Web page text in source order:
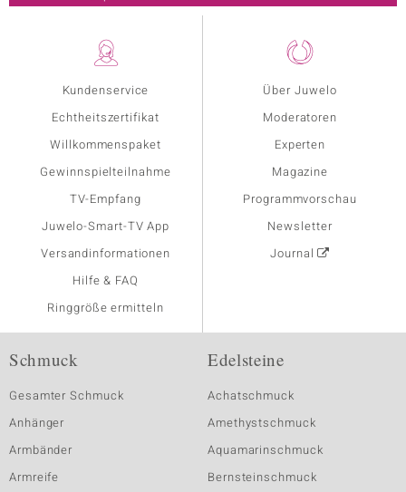
Kundenservice
Echtheitszertifikat
Willkommenspaket
Gewinnspielteilnahme
TV-Empfang
Juwelo-Smart-TV App
Versandinformationen
Hilfe & FAQ
Ringgröße ermitteln
Über Juwelo
Moderatoren
Experten
Magazine
Programmvorschau
Newsletter
Journal
Schmuck
Gesamter Schmuck
Anhänger
Armbänder
Armreife
Edelsteine
Achatschmuck
Amethystschmuck
Aquamarinschmuck
Bernsteinschmuck